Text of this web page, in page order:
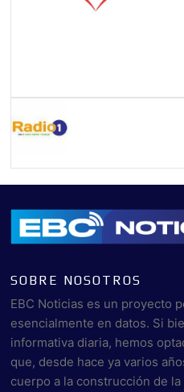
SOBRE NOSOTROS
EBC Noticias es un proyecto
esencialmente en datos. Si
informativa diaria, hemos
que, desde hace ya varios
cuerpo a la construcción de